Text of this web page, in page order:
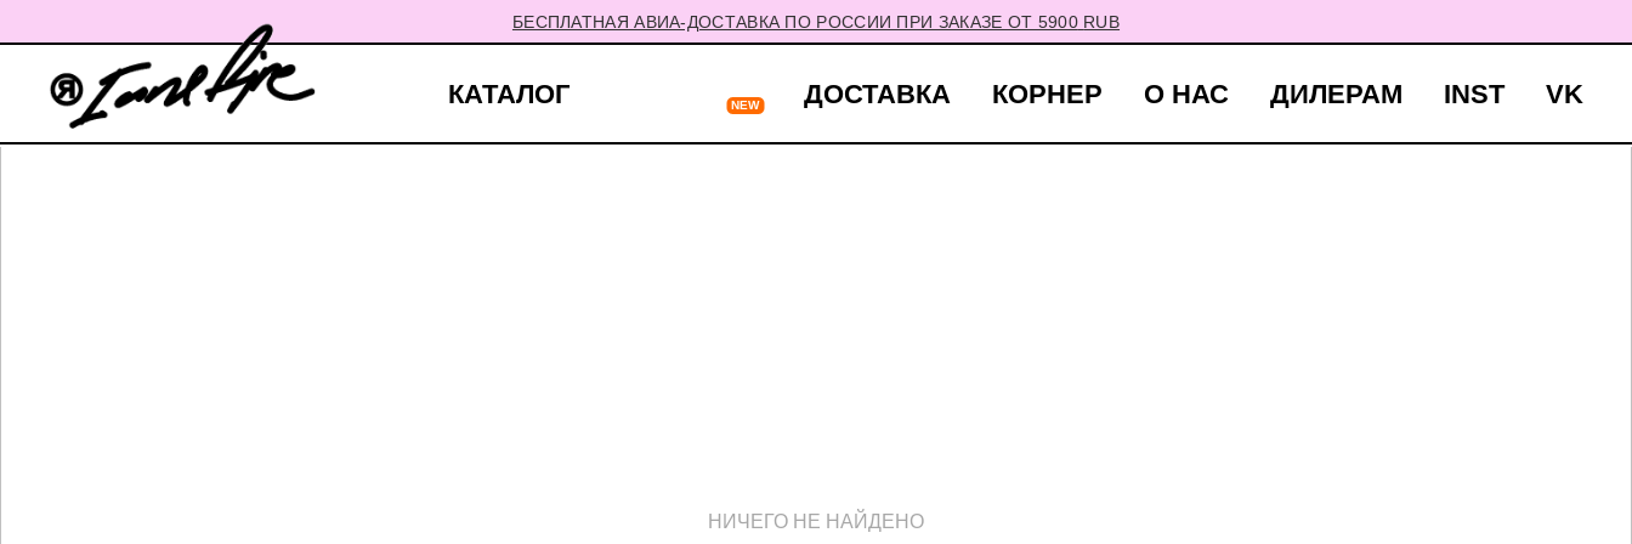
БЕСПЛАТНАЯ АВИА-ДОСТАВКА ПО РОССИИ ПРИ ЗАКАЗЕ ОТ 5900 RUB
КАТАЛОГ ВИНТАЖКА ДОСТАВКА КОРНЕР О НАС ДИЛЕРАМ INST VK
НИЧЕГО НЕ НАЙДЕНО